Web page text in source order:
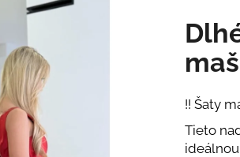
produktu
je
z
hviezdičiek.
!! Šaty
Tieto